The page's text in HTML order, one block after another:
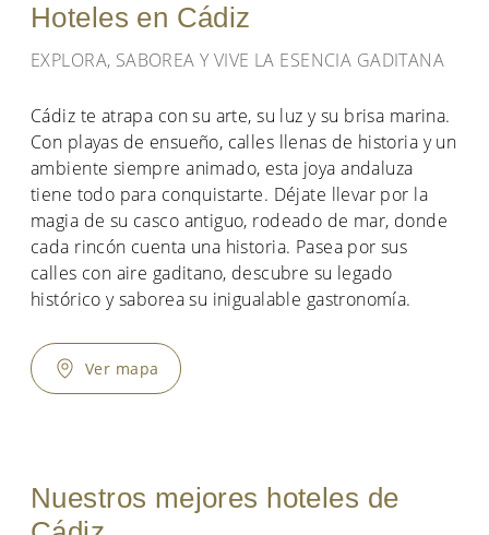
Hoteles en Cádiz
EXPLORA, SABOREA Y VIVE LA ESENCIA GADITANA
Cádiz te atrapa con su arte, su luz y su brisa marina.
Con playas de ensueño, calles llenas de historia y un
ambiente siempre animado, esta joya andaluza
tiene todo para conquistarte. Déjate llevar por la
magia de su casco antiguo, rodeado de mar, donde
cada rincón cuenta una historia. Pasea por sus
calles con aire gaditano, descubre su legado
histórico y saborea su inigualable gastronomía.
Ver mapa
Nuestros mejores hoteles de